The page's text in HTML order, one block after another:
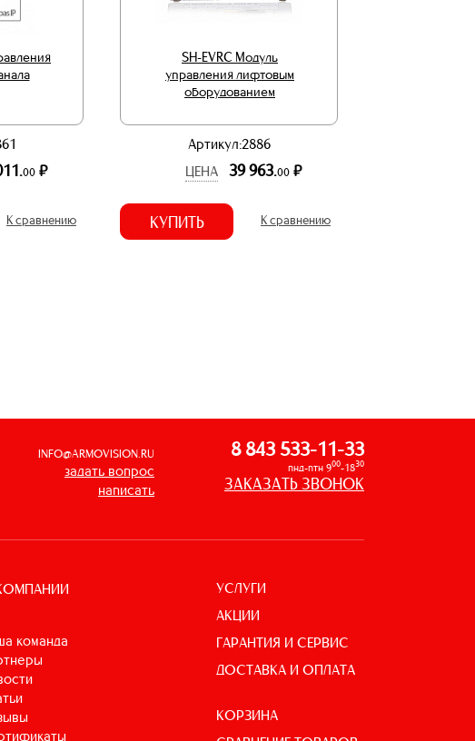
00 р.
К сравнению
SH-EVRC Модуль
управления лифтовым
оборудованием
Артикул:2886
ЦЕНА
39 963.00 р.
КУПИТЬ К сравнению
INFO@ARMOVISION.RU
задать вопрос
написать
8 843 533-11-33
пнд-птн 900-1830
ЗАКАЗАТЬ ЗВОНОК
команда
УСЛУГИ
АКЦИИ
ГАРАНТИЯ И СЕРВИС
ДОСТАВКА И ОПЛАТА
КОРЗИНА